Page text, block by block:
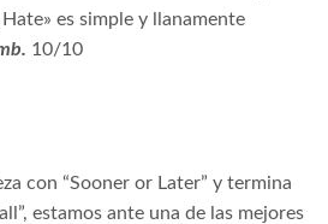
es simple y llanamente
10/10
con “Sooner or Later” y termina
estamos ante una de las mejores